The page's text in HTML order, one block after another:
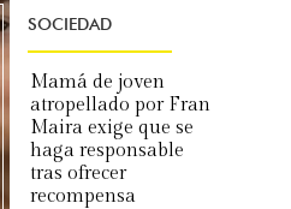
SOCIEDAD
Mamá de joven
atropellado por Fran
Maira exige que se
haga responsable
tras ofrecer
recompensa